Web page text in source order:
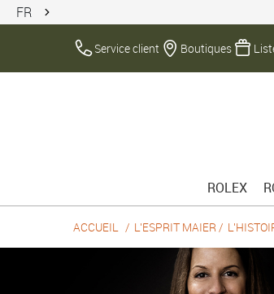
FR
Service client Boutiques
ROLEX
ACCUEIL L'ESPRIT MAIER